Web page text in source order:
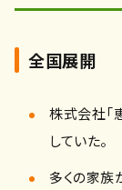
全国展開
株式会社「
していた。
多くの家族